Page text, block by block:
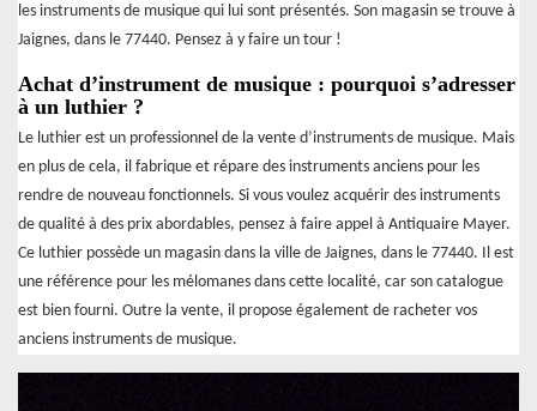
les instruments de musique qui lui sont présentés. Son magasin se trouve à
Jaignes, dans le 77440. Pensez à y faire un tour !
Achat d’instrument de musique : pourquoi s’adresser
à un luthier ?
Le luthier est un professionnel de la vente d’instruments de musique. Mais
en plus de cela, il fabrique et répare des instruments anciens pour les
rendre de nouveau fonctionnels. Si vous voulez acquérir des instruments
de qualité à des prix abordables, pensez à faire appel à Antiquaire Mayer.
Ce luthier possède un magasin dans la ville de Jaignes, dans le 77440. Il est
une référence pour les mélomanes dans cette localité, car son catalogue
est bien fourni. Outre la vente, il propose également de racheter vos
anciens instruments de musique.